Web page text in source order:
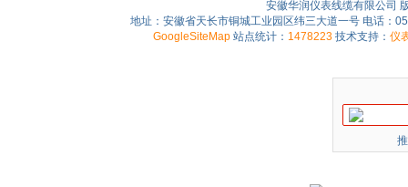
安徽华润仪表线缆有限公司
地址：安徽省天长市铜城工业园区纬三大道一号 电话：
GoogleSiteMap 站点统计： 1478223 技术支持： 仪